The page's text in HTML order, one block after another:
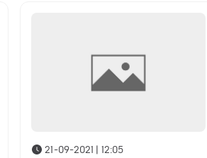
21-09-2021 | 12:05